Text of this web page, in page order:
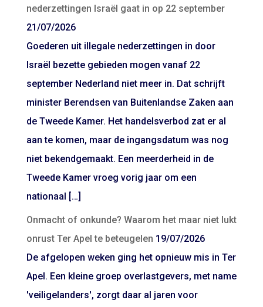
nederzettingen Israël gaat in op 22 september
21/07/2026
Goederen uit illegale nederzettingen in door
Israël bezette gebieden mogen vanaf 22
september Nederland niet meer in. Dat schrijft
minister Berendsen van Buitenlandse Zaken aan
de Tweede Kamer. Het handelsverbod zat er al
aan te komen, maar de ingangsdatum was nog
niet bekendgemaakt. Een meerderheid in de
Tweede Kamer vroeg vorig jaar om een
nationaal […]
Onmacht of onkunde? Waarom het maar niet lukt
onrust Ter Apel te beteugelen 19/07/2026
De afgelopen weken ging het opnieuw mis in Ter
Apel. Een kleine groep overlastgevers, met name
'veiligelanders', zorgt daar al jaren voor